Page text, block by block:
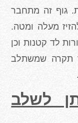
גוף זה מתחבר
מעלה ומטה.
לד קטנות וכן
תקרה שמשתלב
לשלב